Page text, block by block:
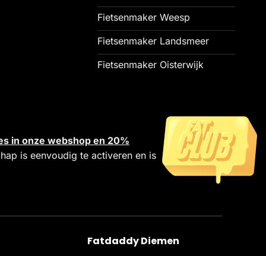
Fietsenmaker Weesp
Fietsenmaker Landsmeer
Fietsenmaker Oisterwijk
in onze webshop en 20%
is eenvoudig te activeren en is
Fatdaddy Diemen